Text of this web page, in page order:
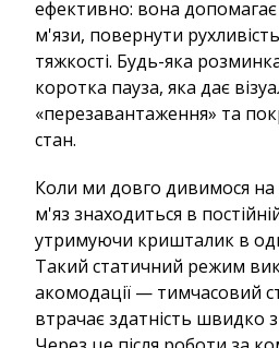
ефективно: вона
м'язи, повернути рухливість
тяжкості. Будь-яка
коротка пауза, яка дає
«перезавантаження» та
стан.
Коли ми довго дивимося на
м'яз знаходиться в
утримуючи кришталик в
Такий статичний режим
акомодації — тимчасовий
втрачає здатність швидко